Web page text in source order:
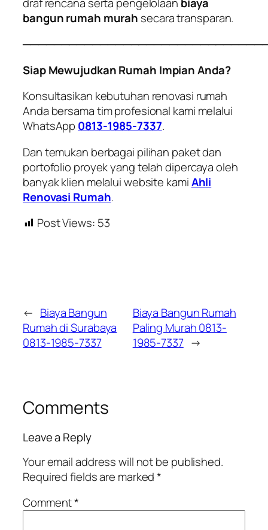
bangun rumah murah secara transparan.
Siap Mewujudkan Rumah Impian Anda?
Konsultasikan kebutuhan renovasi rumah
Anda bersama tim profesional kami melalui
WhatsApp 0813-1985-7337.
Dan temukan berbagai pilihan paket dan
portofolio proyek yang telah dipercaya oleh
banyak klien melalui website kamiAhli
Renovasi Rumah.
Post Views: 53
← Biaya Bangun
Rumah di Surabaya
0813-1985-7337
Biaya Bangun Rumah
Paling Murah 0813-
1985-7337 →
Comments
Leave a Reply
Your email address will not be published.
Required fields are marked*
Comment*